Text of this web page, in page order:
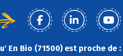
En Bio (71500) est proche de :